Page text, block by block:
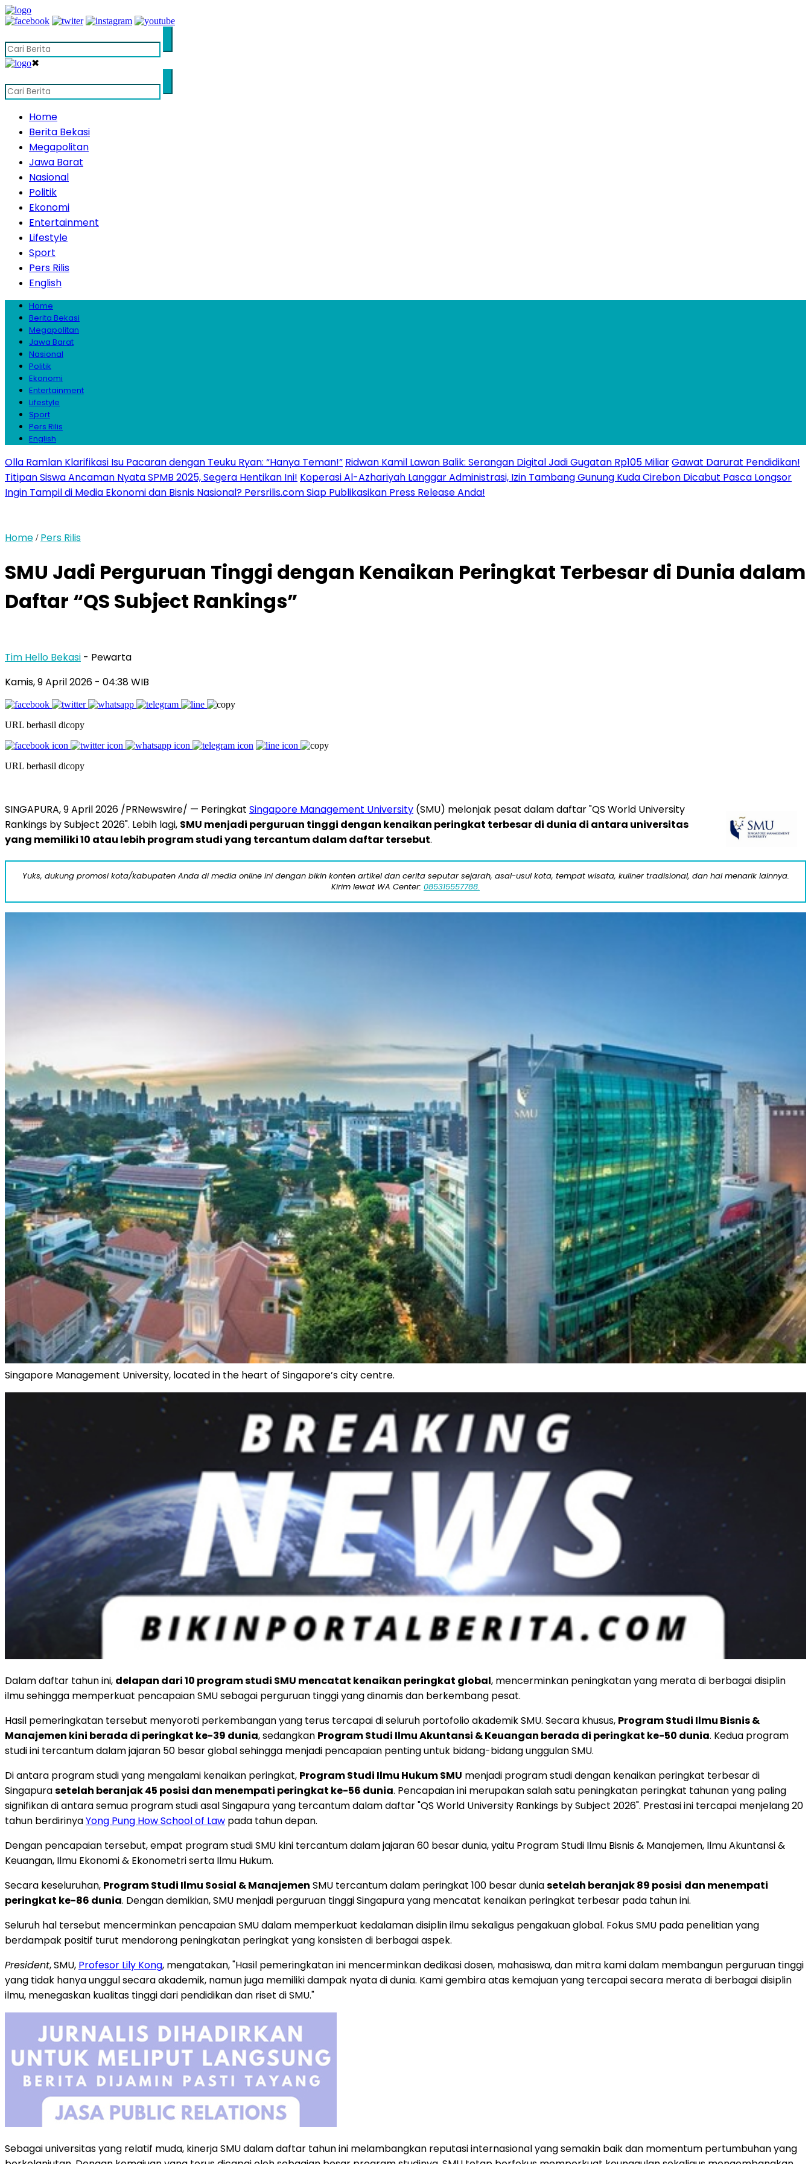
✖
Home
Berita Bekasi
Megapolitan
Jawa Barat
Nasional
Politik
Ekonomi
Entertainment
Lifestyle
Sport
Pers Rilis
English
Home
Berita Bekasi
Megapolitan
Jawa Barat
Nasional
Politik
Ekonomi
Entertainment
Lifestyle
Sport
Pers Rilis
English
Olla Ramlan Klarifikasi Isu Pacaran dengan Teuku Ryan: “Hanya Teman!” Ridwan Kamil Lawan Balik: Serangan Digital Jadi Gugatan Rp105 MiliarGawat Darurat Pendidikan!
Titipan Siswa Ancaman Nyata SPMB 2025, Segera Hentikan Ini! Koperasi Al-Azhariyah Langgar Administrasi, Izin Tambang Gunung Kuda Cirebon Dicabut Pasca Longsor
Ingin Tampil di Media Ekonomi dan Bisnis Nasional? Persrilis.com Siap Publikasikan Press Release Anda!
Home / Pers Rilis
SMU Jadi Perguruan Tinggi dengan Kenaikan Peringkat Terbesar di Dunia dalam
Daftar “QS Subject Rankings”
Tim Hello Bekasi - Pewarta
Kamis, 9 April 2026 - 04:38 WIB
URL berhasil dicopy
URL berhasil dicopy
SINGAPURA, 9 April 2026 /PRNewswire/ — Peringkat Singapore Management University (SMU) melonjak pesat dalam daftar "QS World University
Rankings by Subject 2026". Lebih lagi, SMU menjadi perguruan tinggi dengan kenaikan peringkat terbesar di dunia di antara universitas
yang memiliki 10 atau lebih program studi yang tercantum dalam daftar tersebut.
Yuks, dukung promosi kota/kabupaten Anda di media online ini dengan bikin konten artikel dan cerita seputar sejarah, asal-usul kota, tempat wisata, kuliner tradisional, dan hal menarik lainnya.
Kirim lewat WA Center: 085315557788.
Singapore Management University, located in the heart of Singapore’s city centre.
Dalam daftar tahun ini, delapan dari 10 program studi SMU mencatat kenaikan peringkat global, mencerminkan peningkatan yang merata di berbagai disiplin
ilmu sehingga memperkuat pencapaian SMU sebagai perguruan tinggi yang dinamis dan berkembang pesat.
Hasil pemeringkatan tersebut menyoroti perkembangan yang terus tercapai di seluruh portofolio akademik SMU. Secara khusus, Program Studi Ilmu Bisnis &
Manajemen kini berada di peringkat ke-39 dunia, sedangkan Program Studi Ilmu Akuntansi & Keuangan berada di peringkat ke-50 dunia. Kedua program
studi ini tercantum dalam jajaran 50 besar global sehingga menjadi pencapaian penting untuk bidang-bidang unggulan SMU.
Di antara program studi yang mengalami kenaikan peringkat, Program Studi Ilmu Hukum SMU menjadi program studi dengan kenaikan peringkat terbesar di
Singapurasetelah beranjak 45 posisi dan menempati peringkat ke-56 dunia. Pencapaian ini merupakan salah satu peningkatan peringkat tahunan yang paling
signifikan di antara semua program studi asal Singapura yang tercantum dalam daftar "QS World University Rankings by Subject 2026". Prestasi ini tercapai menjelang 20
tahun berdirinyaYong Pung How School of Law pada tahun depan.
Dengan pencapaian tersebut, empat program studi SMU kini tercantum dalam jajaran 60 besar dunia, yaitu Program Studi Ilmu Bisnis & Manajemen, Ilmu Akuntansi &
Keuangan, Ilmu Ekonomi & Ekonometri serta Ilmu Hukum.
Secara keseluruhan, Program Studi Ilmu Sosial & Manajemen SMU tercantum dalam peringkat 100 besar duniasetelah beranjak 89 posisi dan menempati
peringkat ke-86 dunia. Dengan demikian, SMU menjadi perguruan tinggi Singapura yang mencatat kenaikan peringkat terbesar pada tahun ini.
Seluruh hal tersebut mencerminkan pencapaian SMU dalam memperkuat kedalaman disiplin ilmu sekaligus pengakuan global. Fokus SMU pada penelitian yang
berdampak positif turut mendorong peningkatan peringkat yang konsisten di berbagai aspek.
President, SMU, Profesor Lily Kong, mengatakan, "Hasil pemeringkatan ini mencerminkan dedikasi dosen, mahasiswa, dan mitra kami dalam membangun perguruan tinggi
yang tidak hanya unggul secara akademik, namun juga memiliki dampak nyata di dunia. Kami gembira atas kemajuan yang tercapai secara merata di berbagai disiplin
ilmu, menegaskan kualitas tinggi dari pendidikan dan riset di SMU."
Sebagai universitas yang relatif muda, kinerja SMU dalam daftar tahun ini melambangkan reputasi internasional yang semakin baik dan momentum pertumbuhan yang